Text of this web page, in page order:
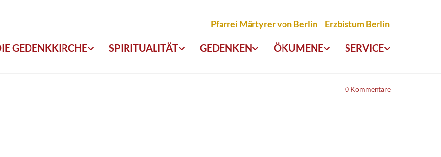
Pfarrei Märtyrer von Berlin Erzbistum Berlin
GEDENKKIRCHE SPIRITUALITÄT GEDENKEN ÖKUMENE SERVICE
0 Kommentare